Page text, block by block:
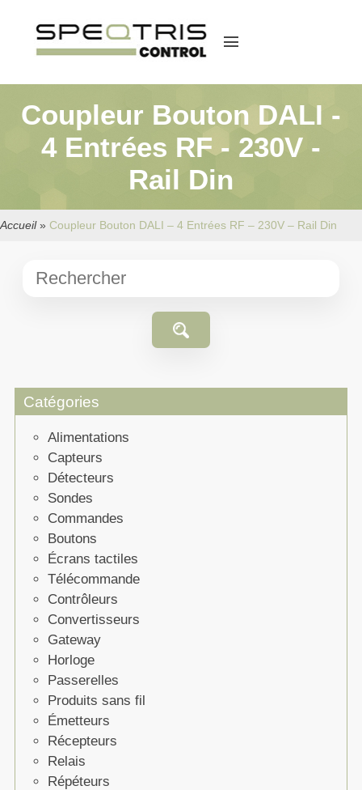
menu
Coupleur Bouton DALI -
4 Entrées RF - 230V -
Rail Din
Accueil» Coupleur Bouton DALI – 4 Entrées RF – 230V – Rail Din
Catégories
Alimentations
Capteurs
Détecteurs
Sondes
Commandes
Boutons
Écrans tactiles
Télécommande
Contrôleurs
Convertisseurs
Gateway
Horloge
Passerelles
Produits sans fil
Émetteurs
Récepteurs
Relais
Répéteurs